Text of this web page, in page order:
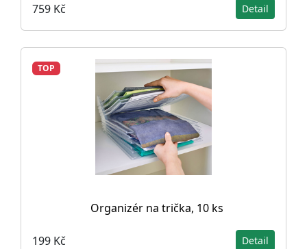
759 Kč Detail
TOP
Organizér na trička, 10 ks
199 Kč Detail